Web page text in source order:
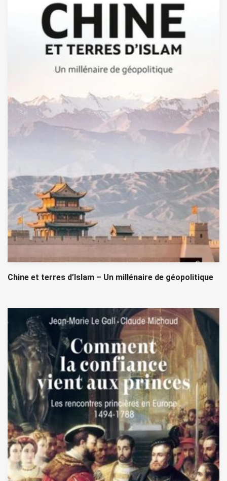
Chine et terres d’Islam – Un millénaire de géopolitique